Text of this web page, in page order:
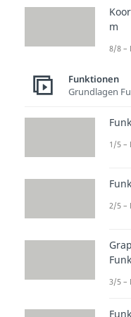
m
8/8 –
Funktionen
Grundlagen
1/5 –
2/5 –
3/5 –